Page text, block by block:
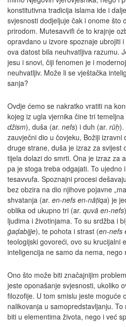
konstitutivna tradicija islama ide i
svjesnosti dodjeljuje čak i onome što
prirodom. Mutesavvifi će to krajnje
opravdano u izvore spoznaje ubrojiti
ova datost bila neuhvatljiva razumu.
jesu i snovi, čiji fenomen je i
neuhvatljiv. Može li se vještačka
sanja?
Ovdje ćemo se nakratko vratiti na
kojeg iz ugla vjernika čine tri
džism), duša (ar. nefs) i duh (ar. rūḥ).
zauvječni dio u čovjeku, Božiji izravni
druge strane, duša je izraz za svijest
tijela dolazi do smrti. Ona je izraz za
pa je stoga treba odgajati. To ujedno
tesavvufa. Spoznajni procesi
bez obzira na dio njihove pojavne
shvatanja (ar. en-nefs en-nāṭiqa) je
oblika od ukupno tri (ar. quvā en-nefs
ljudima i životinjama. To su srdžba i
ġaḍabijje), te pohota i strast (en-nefs
teologijski govoreći, ovo su krucijalni
inteligencija ne samo da nema, nego
Ono što može biti značajnijim
jeste oponašanje svjesnosti, ukoliko
filozofije. U tom smislu jeste moguće
nalikovanja u samopredstavljanju.
biti u elementima života, nego i već